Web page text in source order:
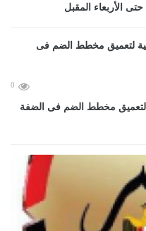
0
لتعميق مخطط الضم فى الضفة